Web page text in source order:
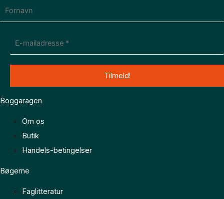
Boggaragen
Om os
Butik
Handels-betingelser
Bøgerne
Faglitteratur